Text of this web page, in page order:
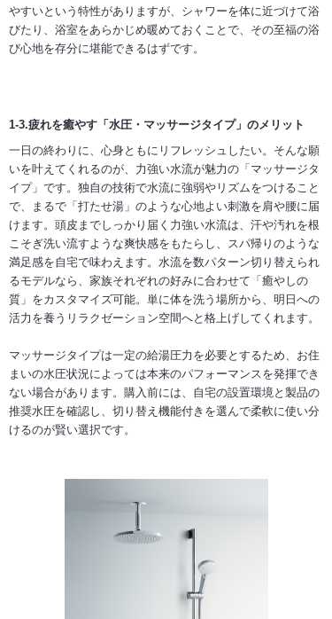
やすいという特性がありますが、シャワーを体に近づけて浴
びたり、浴室をあらかじめ暖めておくことで、その至福の浴
び心地を存分に堪能できるはずです。
1-3.疲れを癒やす「水圧・マッサージタイプ」のメリット
一日の終わりに、心身ともにリフレッシュしたい。そんな願
いを叶えてくれるのが、力強い水流が魅力の「マッサージタ
イプ」です。独自の技術で水流に強弱やリズムをつけること
で、まるで「打たせ湯」のような心地よい刺激を肩や腰に届
けます。頭皮までしっかり届く力強い水流は、汗や汚れを根
こそぎ洗い流すような爽快感をもたらし、スパ帰りのような
満足感を自宅で味わえます。水流を数パターン切り替えられ
るモデルなら、家族それぞれの好みに合わせて「癒やしの
質」をカスタマイズ可能。単に体を洗う場所から、明日への
活力を養うリラクゼーション空間へと格上げしてくれます。
マッサージタイプは一定の給湯圧力を必要とするため、お住
まいの水圧状況によっては本来のパフォーマンスを発揮でき
ない場合があります。購入前には、自宅の設置環境と製品の
推奨水圧を確認し、切り替え機能付きを選んで柔軟に使い分
けるのが賢い選択です。